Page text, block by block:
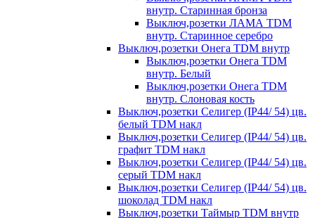
внутр. Старинная бронза
Выключ,розетки ЛАМА TDM
внутр. Старинное серебро
Выключ,розетки Онега TDM внутр
Выключ,розетки Онега TDM
внутр. Белый
Выключ,розетки Онега TDM
внутр. Слоновая кость
Выключ,розетки Селигер (IP44/ 54) цв.
белый TDM накл
Выключ,розетки Селигер (IP44/ 54) цв.
графит TDM накл
Выключ,розетки Селигер (IP44/ 54) цв.
серый TDM накл
Выключ,розетки Селигер (IP44/ 54) цв.
шоколад TDM накл
Выключ,розетки Таймыр TDM внутр